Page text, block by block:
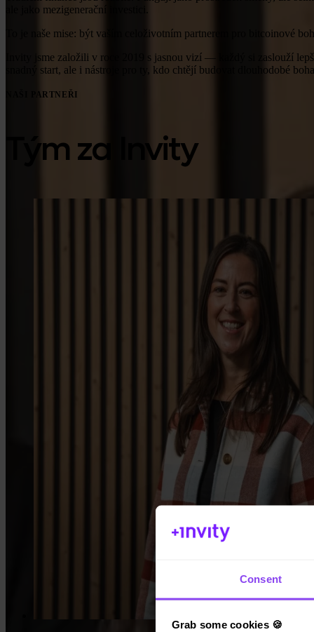
Consent
Grab some cookies 🍪
ale jako mezigenerační investici.
To je naše mise: být vaším celoživotním partnerem pro bitcoinové
Invity jsme založili v roce 2019 s jasnou vizí — každý si zaslouží
snadný start, ale i nástroje pro ty, kdo chtějí budovat dlouhodobé
NAŠI PARTNEŘI
Tým za Invity